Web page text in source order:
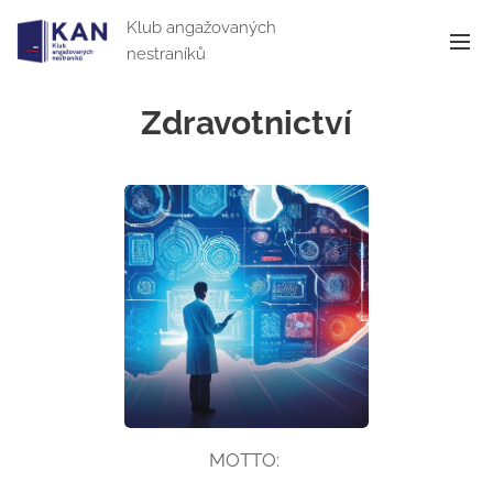
Klub angažovaných
nestraníků
Zdravotnictví
MOTTO: